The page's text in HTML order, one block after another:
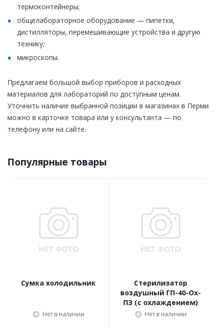
термоконтейнеры;
общелабораторное оборудование — пипетки,
дистилляторы, перемешивающие устройства и другую
технику;
микроскопы.
Предлагаем большой выбор приборов и расходных
материалов для лабораторий по доступным ценам.
Уточнить наличие выбранной позиции в магазинах в Перми
можно в карточке товара или у консультанта — по
телефону или на сайте.
Популярные товары
Сумка холодильник
Нет в наличии
Стерилизатор
воздушный ГП-40-Ох-
ПЗ (с охлаждением)
Нет в наличии